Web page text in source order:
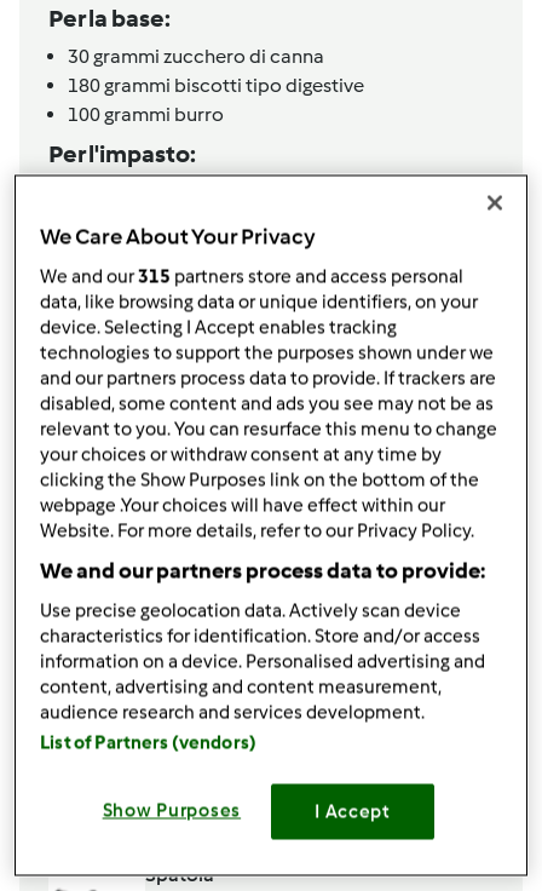
Per la base:
30grammi zucchero di canna
180grammi biscotti tipo digestive
100grammi burro
Per l'impasto:
150grammimascarpone
100grammi zucchero di canna
2uova
1bustinavanillina
1cucchiainosucco di limone
Per farcire:
150grammi mele
2cucchiaifarina
50grammizucchero semolato
25grammizucchero di canna
cucchiaino
cannella
grammigocce di cioccolato,
(opzionale)
Aggiungi alla lista della spesa
Accessori che ti serviranno
acquista
Spatola
We Care About Your Privacy
We and our315 partners store and access personal
data, like browsing data or unique identifiers, on your
device. Selecting I Accept enables tracking
technologies to support the purposes shown under we
and our partners process data to provide. If trackers are
disabled, some content and ads you see may not be as
relevant to you. You can resurface this menu to change
your choices or withdraw consent at any time by
clicking the Show Purposes link on the bottom of the
webpage .Your choices will have effect within our
Website. For more details, refer to our Privacy Policy.
We and our partners process data to provide:
Use precise geolocation data. Actively scan device
characteristics for identification. Store and/or access
information on a device. Personalised advertising and
content, advertising and content measurement,
audience research and services development.
List of Partners (vendors)
Show Purposes I Accept